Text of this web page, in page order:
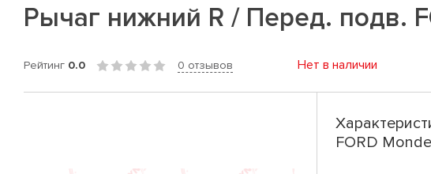
Рычаг нижний R / Перед. подв.
Рейтинг 0.0 0 отзывов Нет в наличии
FORD